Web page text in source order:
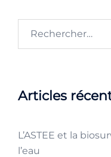
Articles
L’ASTEE et la
l’eau